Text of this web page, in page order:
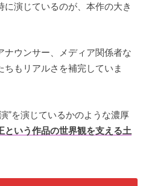
に演じているのが、本作の大き
ナウンサー、メディア関係者な
もリアルさを補完していま
”を演じているかのような濃厚
という作品の世界観を支える土